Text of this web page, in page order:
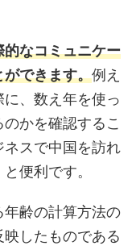
なコミュニケー
ができます。例え
、数え年を使っ
かを確認するこ
ネスで中国を訪れ
便利です。
齢の計算方法の
したものである